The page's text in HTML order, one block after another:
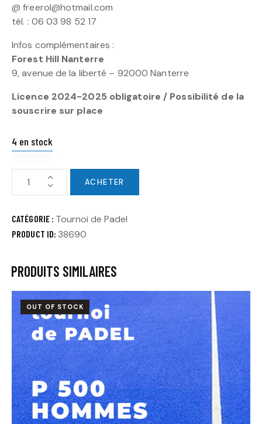
@ freerol@hotmail.com
tél. : 06 03 98 52 17
Infos complémentaires :
Forest Hill Nanterre
9, avenue de la liberté – 92000 Nanterre
Licence 2024-2025 obligatoire / Possibilité de la
souscrire sur place
4 en stock
ACHETER
CATÉGORIE : Tournoi de Padel
PRODUCT ID: 38690
PRODUITS SIMILAIRES
OUT OF STOCK